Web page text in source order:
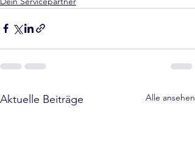
Aktuelle Beiträge Alle ansehen